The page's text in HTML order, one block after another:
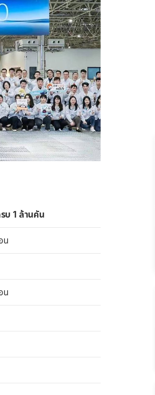
บ 1 ล้านคัน
น
น